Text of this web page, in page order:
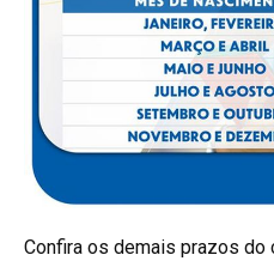
Confira os demais prazos